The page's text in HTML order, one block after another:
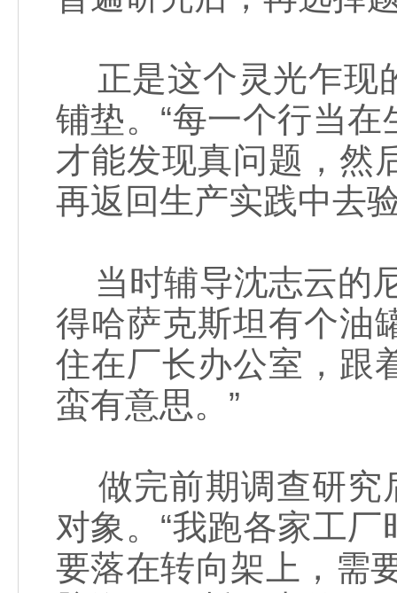
正是这个灵光乍现
铺垫。“每一个行当
才能发现真问题，然
再返回生产实践中去
当时辅导沈志云的
得哈萨克斯坦有个油
住在厂长办公室，跟
蛮有意思。”
做完前期调查研究
对象。“我跑各家工
要落在转向架上，需